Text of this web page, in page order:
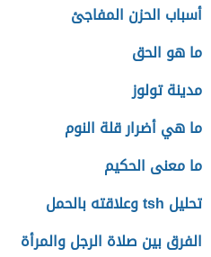
أسباب الحزن المفاجئ
ما هو الحق
مدينة تولوز
ما هي أضرار قلة النوم
ما معنى الحكيم
تحليل tsh وعلاقته بالحمل
الفرق بين صلاة الرجل والمرأة